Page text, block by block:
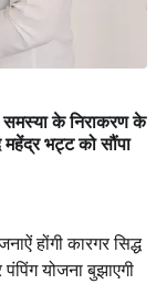
समस्या के निराकरण के
भट्ट को सौंपा
होंगी कारगर सिद्ध
योजना बुझाएगी